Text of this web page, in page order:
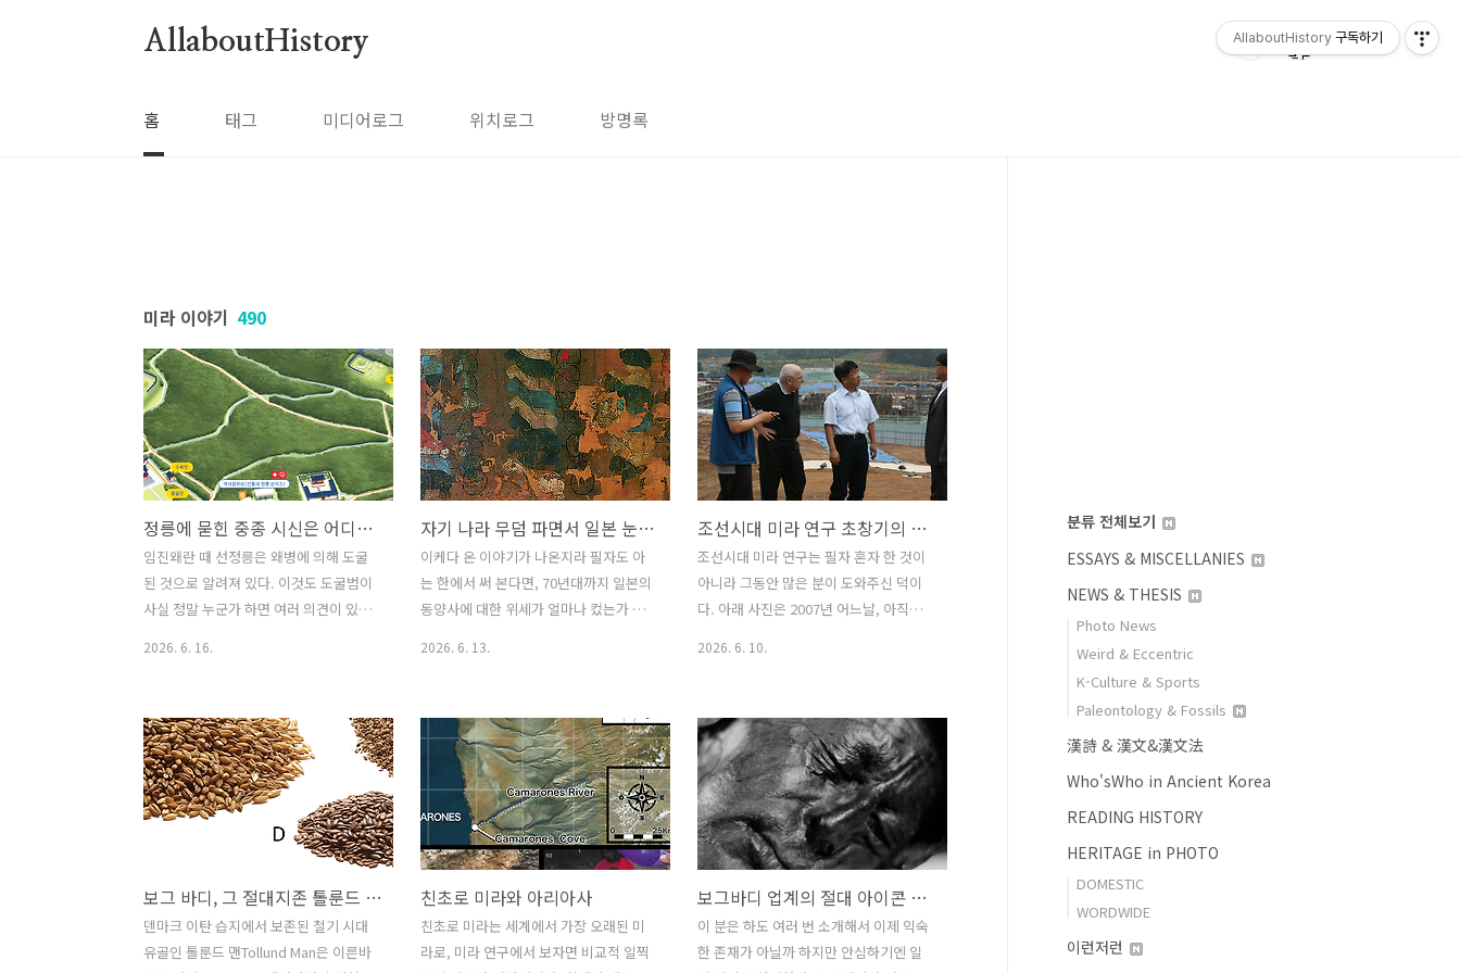
AllaboutHistory
홈 태그 미디어로그 위치로그 방명록
미라 이야기 490
정릉에 묻힌 중종 시신은 어디로 갔나
임진왜란 때 선정릉은 왜병에 의해 도굴
된 것으로 알려져 있다. 이것도 도굴범이
사실 정말 누군가 하면 여러 의견이 있을
인 아니라는 것을 알면서도 처형하고 사
안을 종결시켰지만, 왕조실록인가에 보
면, 당시 이 릉을 도굴하는데 참여한 조선
인을 처형한 이야기가 나오니, 도굴범을
사주한 놈들이 왜병이었는지는 차치하고
라도, 도굴 자체에 일부 조선인이 가담했
던 것은 틀림없어 보인다. 각설하고-. 선
릉에 묻힌 두 분 왕과 왕비의 시신은 도굴
범들에 의해 소각되어 재만 남아 있었다
는데, 정작 정릉에 묻힌 중종 임금 무덤에
2026. 6. 16.
자기 나라 무덤 파면서 일본 눈치를 봤던 중국
이케다 온 이야기가 나온지라 필자도 아
는 한에서 써 본다면, 70년대까지 일본의
동양사에 대한 위세가 얼마나 컸는가 하
마왕퇴 발굴에는 주은래와 곽말약, 특히
일본에서 의대를 나온 곽말약의 의견이
많이 반영된 것으로 알려져 있는데, 당시
세상 돌아가는 것과 담쌓고 마오의 주장
에 매진하던 홍위병 시대 사회 분위기와
달리 곽말약은 일본 유학파라 마왕퇴 발
굴과 조사 당시 일본의 반응에 신경믈 많
이 쓴 분위기가 역력하다. 그 자신 젊은 시
절 일본에서 학교를 다녔으니 당연한 일
일 것이다. 이 때문에 마왕퇴 발굴 후 그
2026. 6. 13.
조선시대 미라 연구 초창기의 작업 (2007년)
조선시대 미라 연구는 필자 혼자 한 것이
아니라 그동안 많은 분이 도와주신 덕이
다. 아래 사진은 2007년 어느날, 아직까
당시 박준범 원장께서 현장에서 크게 도
와주셨다. 기록 삼아 사진을 남겨 둔다.
2026. 6. 10.
보그 바디, 그 절대지존 톨룬드 맨Tollund Man의 마지막 식사
덴마크 이탄 습지에서 보존된 철기 시대
유골인 톨룬드 맨Tollund Man은 이른바
친초로 미라와 아리아사
친초로 미라는 세계에서 가장 오래된 미
라로, 미라 연구에서 보자면 비교적 일찍
보그바디 업계의 절대 아이콘 톨룬드 맨Tollund Man
이 분은 하도 여러 번 소개해서 이제 익숙
한 존재가 아닐까 하지만 안심하기엔 일
분류 전체보기
ESSAYS & MISCELLANIES
NEWS & THESIS
Photo News
Weird & Eccentric
K-Culture & Sports
Paleontology & Fossils
漢詩 & 漢文&漢文法
Who'sWho in Ancient Korea
READING HISTORY
HERITAGE in PHOTO
DOMESTIC
WORDWIDE
이런저런
AllaboutHistory 구독하기